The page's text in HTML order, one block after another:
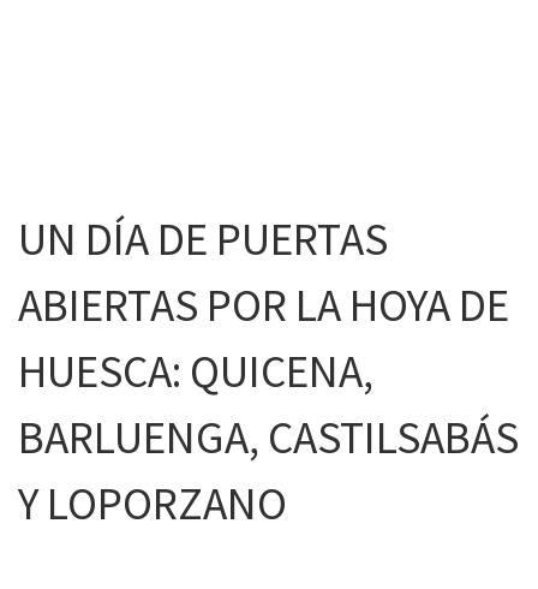
UN DÍA DE PUERTAS
ABIERTAS POR LA HOYA DE
HUESCA: QUICENA,
BARLUENGA, CASTILSABÁS
Y LOPORZANO